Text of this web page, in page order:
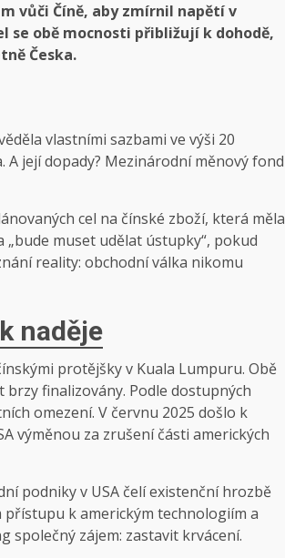
vůči Číně, aby zmírnil napětí v
se obě mocnosti přibližují k dohodě,
Česka.
vlastními sazbami ve výši 20
její dopady? Mezinárodní měnový fond
cel na čínské zboží, která měla
muset udělat ústupky“, pokud
reality: obchodní válka nikomu
naděje
protějšky v Kuala Lumpuru. Obě
finalizovány. Podle dostupných
omezení. V červnu 2025 došlo k
výměnou za zrušení části amerických
podniky v USA čelí existenční hrozbě
k americkým technologiím a
společný zájem: zastavit krvácení.